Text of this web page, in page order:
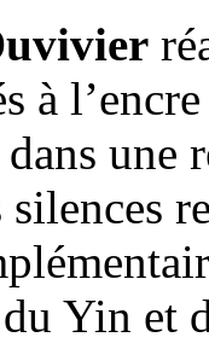
à
une
du Yin